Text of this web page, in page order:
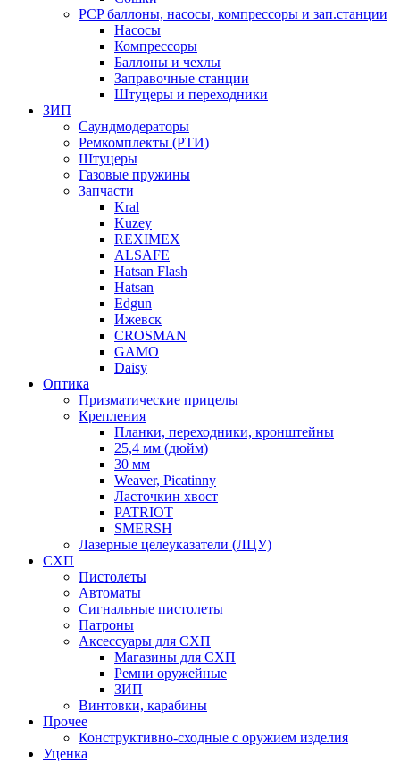
PCP баллоны, насосы, компрессоры и зап.станции
Насосы
Компрессоры
Баллоны и чехлы
Заправочные станции
Штуцеры и переходники
ЗИП
Саундмодераторы
Ремкомплекты (РТИ)
Штуцеры
Газовые пружины
Запчасти
Kral
Kuzey
REXIMEX
ALSAFE
Hatsan Flash
Hatsan
Edgun
Ижевск
CROSMAN
GAMO
Daisy
Оптика
Призматические прицелы
Крепления
Планки, переходники, кронштейны
25,4 мм (дюйм)
30 мм
Weaver, Picatinny
Ласточкин хвост
PATRIOT
SMERSH
Лазерные целеуказатели (ЛЦУ)
СХП
Пистолеты
Автоматы
Сигнальные пистолеты
Патроны
Аксессуары для СХП
Магазины для СХП
Ремни оружейные
ЗИП
Винтовки, карабины
Прочее
Конструктивно-сходные с оружием изделия
Уценка